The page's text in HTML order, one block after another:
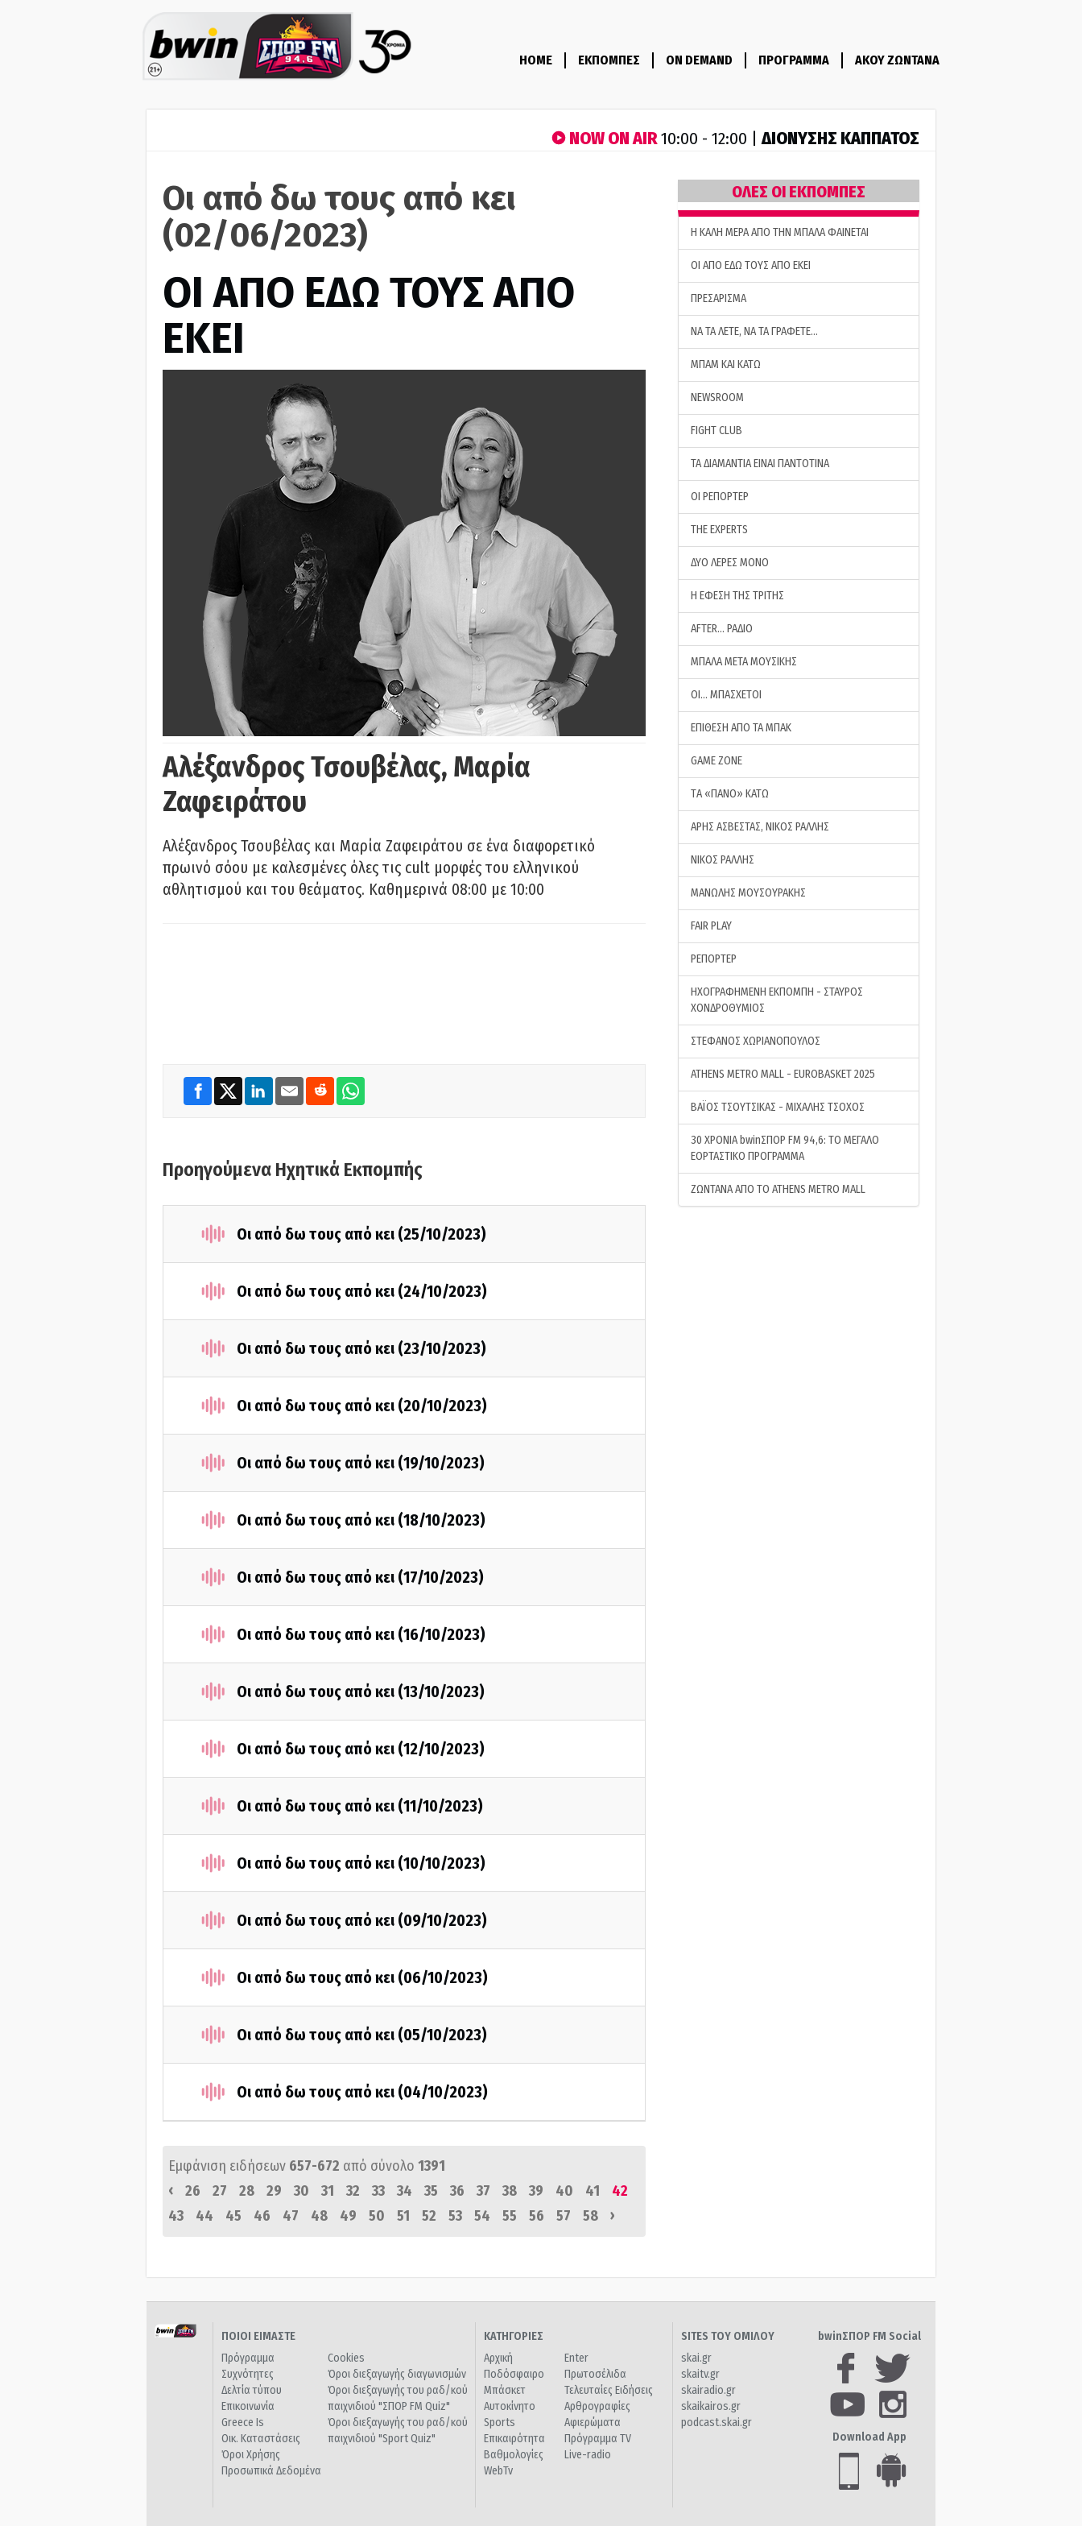
HOME ΕΚΠΟΜΠΕΣ ON DEMAND ΠΡΟΓΡΑΜΜΑ ΑΚΟΥ ΖΩΝΤΑΝΑ
NOW ON AIR10:00 - 12:00 |ΔΙΟΝΥΣΗΣ ΚΑΠΠΑΤΟΣ
Οι από δω τους από κει
(02/06/2023)
ΟΙ ΑΠΟ ΕΔΩ ΤΟΥΣ ΑΠΟ
ΕΚΕΙ
Αλέξανδρος Τσουβέλας, Μαρία
Ζαφειράτου
Αλέξανδρος Τσουβέλας και Μαρία Ζαφειράτου σε ένα διαφορετικό
πρωινό σόου με καλεσμένες όλες τις cult μορφές του ελληνικού
αθλητισμού και του θεάματος. Καθημερινά 08:00 με 10:00
Προηγούμενα Ηχητικά Εκπομπής
Οι από δω τους από κει (25/10/2023)
Οι από δω τους από κει (24/10/2023)
Οι από δω τους από κει (23/10/2023)
Οι από δω τους από κει (20/10/2023)
Οι από δω τους από κει (19/10/2023)
Οι από δω τους από κει (18/10/2023)
Οι από δω τους από κει (17/10/2023)
Οι από δω τους από κει (16/10/2023)
Οι από δω τους από κει (13/10/2023)
Οι από δω τους από κει (12/10/2023)
Οι από δω τους από κει (11/10/2023)
Οι από δω τους από κει (10/10/2023)
Οι από δω τους από κει (09/10/2023)
Οι από δω τους από κει (06/10/2023)
Οι από δω τους από κει (05/10/2023)
Οι από δω τους από κει (04/10/2023)
Εμφάνιση ειδήσεων 657-672 από σύνολο 1391
‹
26 27 28 29 30 31 32 33 34 35 36 37 38 39 40 41
42
43
44 45 46 47 48 49 50 51 52 53 54 55 56 57 58 ›
ΟΛΕΣ ΟΙ ΕΚΠΟΜΠΕΣ
H ΚΑΛΗ ΜΕΡΑ ΑΠΟ ΤΗΝ ΜΠΑΛΑ ΦΑΙΝΕΤΑΙ
ΟΙ ΑΠΟ ΕΔΩ ΤΟΥΣ ΑΠΟ ΕΚΕΙ
ΠΡΕΣΑΡΙΣΜΑ
ΝΑ ΤΑ ΛΕΤΕ, ΝΑ ΤΑ ΓΡΑΦΕΤΕ…
ΜΠΑΜ ΚΑΙ ΚΑΤΩ
NEWSROOM
FIGHT CLUB
ΤΑ ΔΙΑΜΑΝΤΙΑ ΕΙΝΑΙ ΠΑΝΤΟΤΙΝΑ
ΟΙ ΡΕΠΟΡΤΕΡ
THE EXPERTS
ΔΥΟ ΛΕΡΕΣ ΜΟΝΟ
Η ΕΦΕΣΗ ΤΗΣ ΤΡΙΤΗΣ
AFTER… ΡΑΔΙΟ
ΜΠΑΛΑ ΜΕΤΑ ΜΟΥΣΙΚΗΣ
ΟΙ… ΜΠΑΣΧΕΤΟΙ
ΕΠΙΘΕΣΗ ΑΠΟ ΤΑ ΜΠΑΚ
GAME ZONE
ΤA «ΠΑΝΟ» ΚΑΤΩ
ΑΡΗΣ ΑΣΒΕΣΤΑΣ, ΝΙΚΟΣ ΡΑΛΛΗΣ
ΝΙΚΟΣ ΡΑΛΛΗΣ
ΜΑΝΩΛΗΣ ΜΟΥΣΟΥΡΑΚΗΣ
FAIR PLAY
ΡΕΠΟΡΤΕΡ
ΗΧΟΓΡΑΦΗΜΕΝΗ ΕΚΠΟΜΠΗ - ΣΤΑΥΡΟΣ
ΧΟΝΔΡΟΘΥΜΙΟΣ
ΣΤΕΦΑΝΟΣ ΧΩΡΙΑΝΟΠΟΥΛΟΣ
ATHENS METRO MALL - EUROBASKET 2025
ΒΑΪΟΣ ΤΣΟΥΤΣΙΚΑΣ - ΜΙΧΑΛΗΣ ΤΣΟΧΟΣ
30 ΧΡΟΝΙΑ bwinΣΠΟΡ FM 94,6: ΤΟ ΜΕΓΑΛΟ
ΕΟΡΤΑΣΤΙΚΟ ΠΡΟΓΡΑΜΜΑ
ΖΩΝΤΑΝΑ ΑΠΟ ΤΟ ATHENS METRO MALL
ΠΟΙΟΙ ΕΙΜΑΣΤΕ
Πρόγραμμα
Συχνότητες
Δελτία τύπου
Επικοινωνία
Greece Is
Οικ. Καταστάσεις
Όροι Χρήσης
Προσωπικά Δεδομένα
Cookies
Όροι διεξαγωγής διαγωνισμών
Όροι διεξαγωγής του ραδ/κού
παιχνιδιού "ΣΠΟΡ FM Quiz"
Όροι διεξαγωγής του ραδ/κού
παιχνιδιού "Sport Quiz"
ΚΑΤΗΓΟΡΙΕΣ
Αρχική
Ποδόσφαιρο
Μπάσκετ
Αυτοκίνητο
Sports
Επικαιρότητα
Βαθμολογίες
WebTv
Enter
Πρωτοσέλιδα
Τελευταίες Ειδήσεις
Αρθρογραφίες
Αφιερώματα
Πρόγραμμα TV
Live-radio
SITES ΤΟΥ ΟΜΙΛΟΥ
skai.gr
skaitv.gr
skairadio.gr
skaikairos.gr
podcast.skai.gr
bwinΣΠΟΡ FM Social
Download App